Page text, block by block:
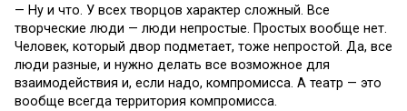
— Ну и что. У всех творцов характер сложный. Все
творческие люди — люди непростые. Простых вообще нет.
Человек, который двор подметает, тоже непростой. Да, все
люди разные, и нужно делать все возможное для
взаимодействия и, если надо, компромисса. А театр — это
вообще всегда территория компромисса.